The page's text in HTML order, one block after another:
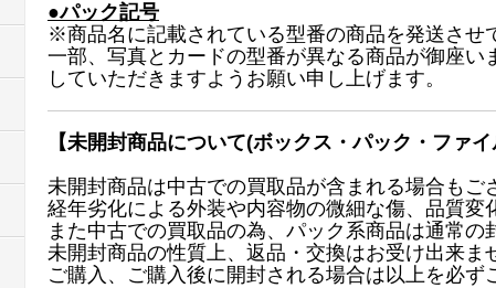
●パック記号
※商品名に記載されている型番の商品を発送させ
一部、写真とカードの型番が異なる商品が御座
していただきますようお願い申し上げます。
【未開封商品について(ボックス・パック・ファ
未開封商品は中古での買取品が含まれる場合もご
経年劣化による外装や内容物の微細な傷、品質変
また中古での買取品の為、パック系商品は通常の
未開封商品の性質上、返品・交換はお受け出来ま
ご購入、ご購入後に開封される場合は以上を必ず